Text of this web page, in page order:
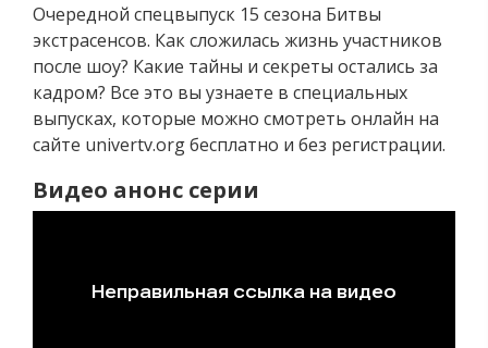
Очередной спецвыпуск 15 сезона Битвы
экстрасенсов. Как сложилась жизнь участников
после шоу? Какие тайны и секреты остались за
кадром? Все это вы узнаете в специальных
выпусках, которые можно смотреть онлайн на
сайте univertv.org бесплатно и без регистрации.
Видео анонс серии